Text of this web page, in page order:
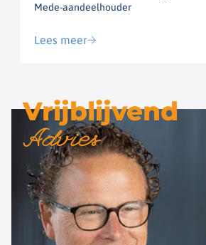
Mede-aandeelhouder
Lees meer
Vrijblijvend
Advies